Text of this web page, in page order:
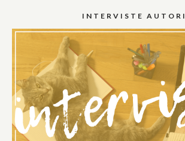
INTERVISTE AUTORI